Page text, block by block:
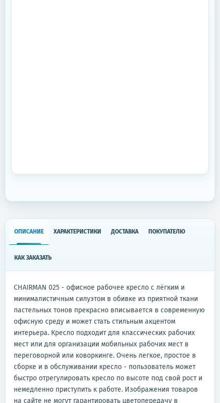
ОПИСАНИЕ ХАРАКТЕРИСТИКИ ДОСТАВКА ПОКУПАТЕЛЮ
КАК ЗАКАЗАТЬ
CHAIRMAN 025 - офисное рабочее кресло с лёгким и
минималистичным силуэтом в обивке из приятной ткани
пастельных тонов прекрасно вписывается в современную
офисную среду и может стать стильным акцентом
интерьера. Кресло подходит для классических рабочих
мест или для организации мобильных рабочих мест в
переговорной или коворкинге. Очень легкое, простое в
сборке и в обслуживании кресло - пользователь может
быстро отрегулировать кресло по высоте под свой рост и
немедленно приступить к работе. Изображения товаров
на сайте не могут гарантировать цветопередачу в